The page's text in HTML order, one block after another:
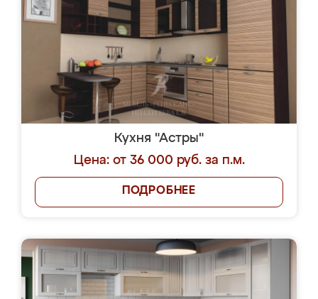
Кухня "Астры"
Цена: от 36 000 руб. за п.м.
ПОДРОБНЕЕ